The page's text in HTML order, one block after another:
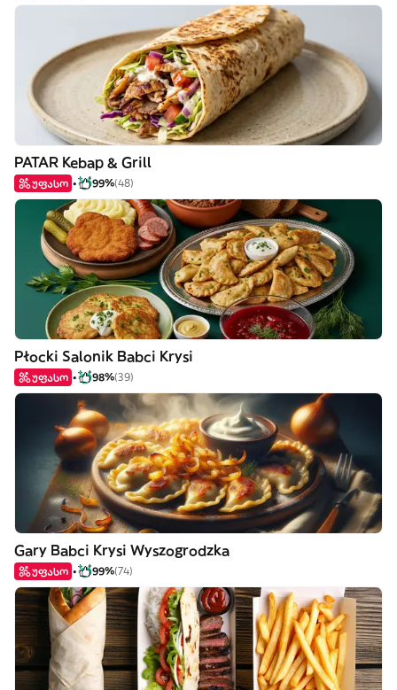
PATAR Kebap & Grill
უფასო 99%(48)
Płocki Salonik Babci Krysi
უფასო 98%(39)
Gary Babci Krysi Wyszogrodzka
უფასო 99%(74)